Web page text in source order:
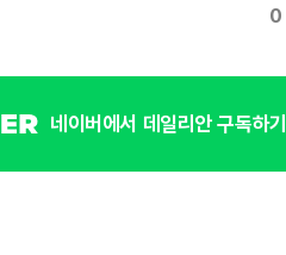
0
네이버에서 데일리안 구독하기